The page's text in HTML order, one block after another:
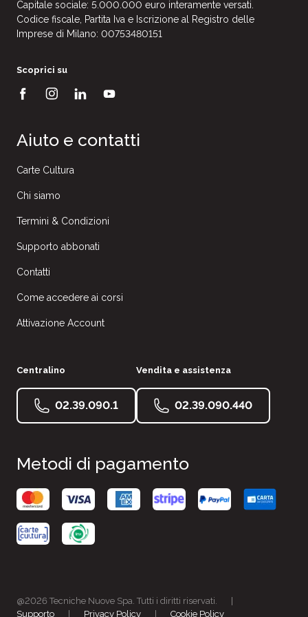
Capitale sociale: 5.000.000 euro interamente versati.
Codice fiscale, Partita Iva e Iscrizione al Registro delle
Imprese di Milano: 00753480151
Scoprici su
Aiuto e contatti
Carte Cultura
Chi siamo
Termini & Condizioni
Supporto abbonati
Contatti
Come accedere ai corsi
Attivazione Account
Centralino
02.39.090.1
Vendita e assistenza
02.39.090.440
Metodi di pagamento
@2026 Tecniche Nuove Spa. Tutti i diritti riservati.
Supporto
Privacy Policy Cookie Policy